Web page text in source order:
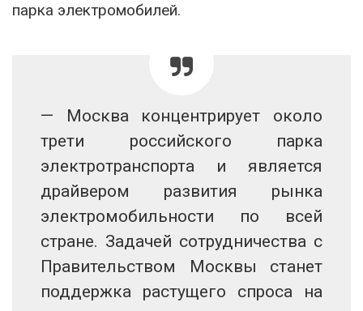
парка электромобилей.
— Москва концентрирует около
трети российского парка
электротранспорта и является
драйвером развития рынка
электромобильности по всей
стране. Задачей сотрудничества с
Правительством Москвы станет
поддержка растущего спроса на